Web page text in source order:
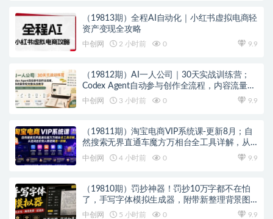
（19813期）全程AI自动化｜小红书虚拟电商轻
资产变现全攻略
中创网 2 小时前 0 9.9
（19812期）AI一人公司｜30天实战训练营；
Codex Agent自动参与创作全流程，内容流量变
现完整实战教学
中创网 3 小时前 0 9.9
（19811期）淘宝电商VIP系统课-更新8月；自
然搜索无界直通车魔方万相台全工具详解，从
选词出价到人群逻辑逐一拆解
中创网 4 小时前 0 9.9
（19810期）罚抄神器！罚抄10万字都不在怕
了，手写字体模拟生成器，附带新整理背景图
和字体，纯本地离线运行
中创网 5 小时前 0 9.9